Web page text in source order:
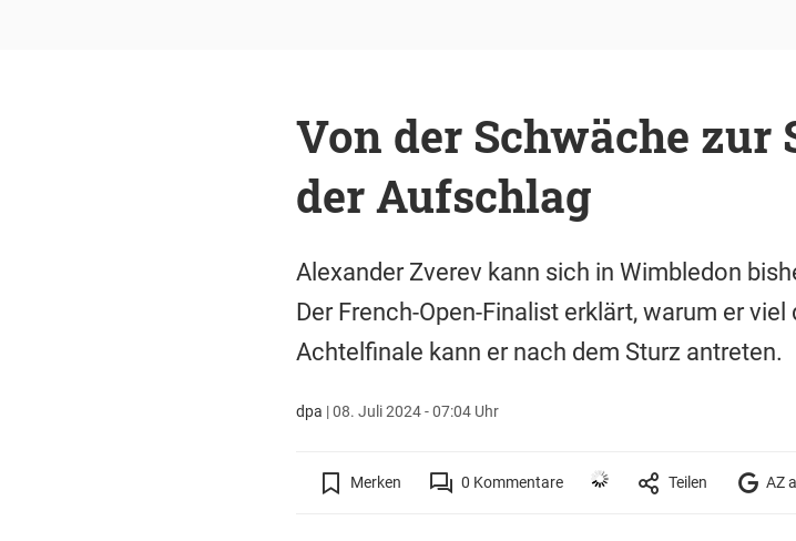
Von der Schwäche zur
der Aufschlag
Alexander Zverev kann sich in Wimbledon
Der French-Open-Finalist erklärt, warum er
Achtelfinale kann er nach dem Sturz antreten.
dpa |08. Juli 2024 - 07:04 Uhr
Merken 0 Kommentare Teilen AZ